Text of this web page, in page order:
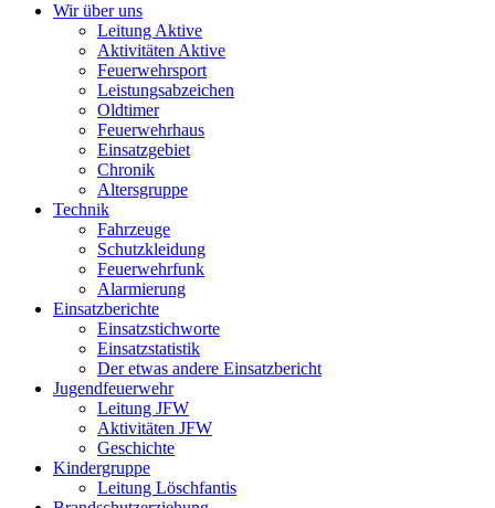
Wir über uns
Leitung Aktive
Aktivitäten Aktive
Feuerwehrsport
Leistungsabzeichen
Oldtimer
Feuerwehrhaus
Einsatzgebiet
Chronik
Altersgruppe
Technik
Fahrzeuge
Schutzkleidung
Feuerwehrfunk
Alarmierung
Einsatzberichte
Einsatzstichworte
Einsatzstatistik
Der etwas andere Einsatzbericht
Jugendfeuerwehr
Leitung JFW
Aktivitäten JFW
Geschichte
Kindergruppe
Leitung Löschfantis